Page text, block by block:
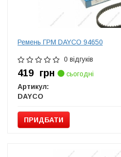
Ремень ГРМ DAYCO 94650
0 відгуків
419 грн
сьогодні
Артикул:
DAYCO
ПРИДБАТИ